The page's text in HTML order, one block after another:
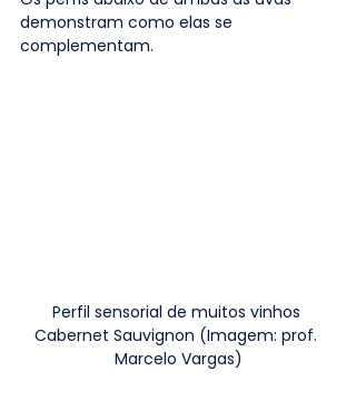
demonstram como elas se
complementam.
Perfil sensorial de muitos vinhos
Cabernet Sauvignon (Imagem: prof.
Marcelo Vargas)